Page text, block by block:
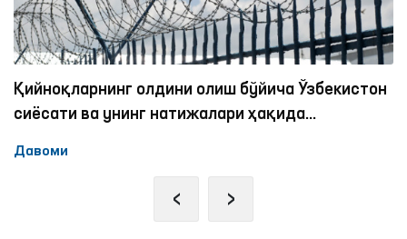
шахсларга тиббий ёрдам кўрсатиш
пунктларига (ҳушёрхона) мониторинг
ташрифлари амалга оширилди.
Қийноқларнинг олдини олиш бўйича Ўзбекистон
сиёсати ва унинг натижалари ҳақида
Давоми
‹ ›